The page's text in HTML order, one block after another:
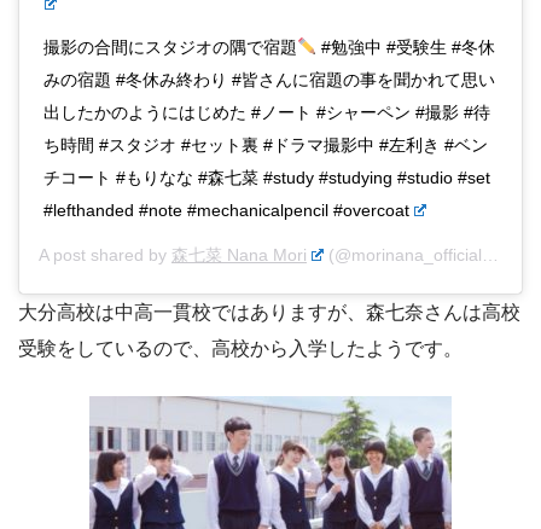
撮影の合間にスタジオの隅で宿題
#勉強中 #受験生 #冬休
みの宿題 #冬休み終わり #皆さんに宿題の事を聞かれて思い
出したかのようにはじめた #ノート #シャーペン #撮影 #待
ち時間 #スタジオ #セット裏 #ドラマ撮影中 #左利き #ベン
チコート #もりなな #森七菜 #study #studying #studio #set
#lefthanded #note #mechanicalpencil #overcoat
A post shared by 森七菜 Nana Mori (@morinana_official) on
大分高校は中高一貫校ではありますが、森七奈さんは高校
受験をしているので、高校から入学したようです。